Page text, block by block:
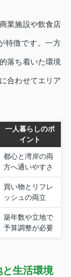
業施設や飲食店
特徴です。一方
落ち着いた環境
合わせてエリア
一人暮らしのポ
イント
都心と湾岸の両
方へ通いやすさ
買い物とリフレ
ッシュの両立
築年数や立地で
予算調整が必要
生活環境